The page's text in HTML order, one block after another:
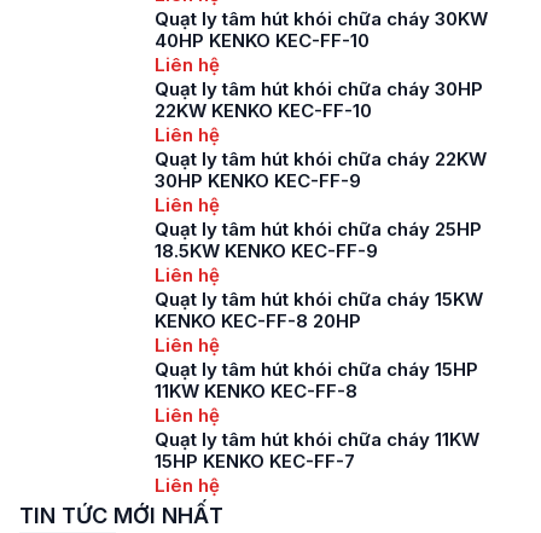
Quạt ly tâm hút khói chữa cháy 30KW
40HP KENKO KEC-FF-10
Liên hệ
Quạt ly tâm hút khói chữa cháy 30HP
22KW KENKO KEC-FF-10
Liên hệ
Quạt ly tâm hút khói chữa cháy 22KW
30HP KENKO KEC-FF-9
Liên hệ
Quạt ly tâm hút khói chữa cháy 25HP
18.5KW KENKO KEC-FF-9
Liên hệ
Quạt ly tâm hút khói chữa cháy 15KW
KENKO KEC-FF-8 20HP
Liên hệ
Quạt ly tâm hút khói chữa cháy 15HP
11KW KENKO KEC-FF-8
Liên hệ
Quạt ly tâm hút khói chữa cháy 11KW
15HP KENKO KEC-FF-7
Liên hệ
TIN TỨC MỚI NHẤT